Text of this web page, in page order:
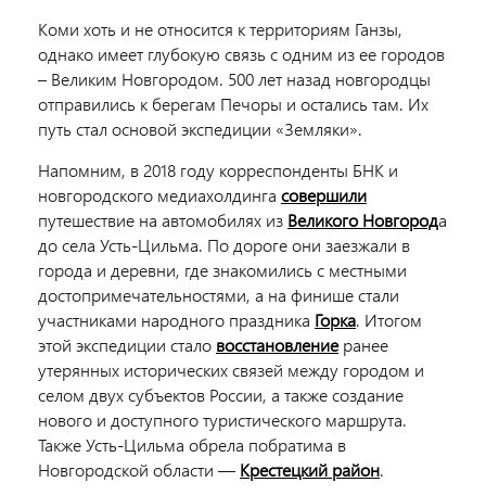
Коми хоть и не относится к территориям Ганзы,
однако имеет глубокую связь с одним из ее городов
– Великим Новгородом. 500 лет назад новгородцы
отправились к берегам Печоры и остались там. Их
путь стал основой экспедиции «Земляки».
Напомним, в 2018 году корреспонденты БНК и
новгородского медиахолдинга совершили
путешествие на автомобилях из Великого Новгорода
до села Усть-Цильма. По дороге они заезжали в
города и деревни, где знакомились с местными
достопримечательностями, а на финише стали
участниками народного праздника Горка. Итогом
этой экспедиции стало восстановлениеранее
утерянных исторических связей между городом и
селом двух субъектов России, а также создание
нового и доступного туристического маршрута.
Также Усть-Цильма обрела побратима в
Новгородской области — Крестецкий район.